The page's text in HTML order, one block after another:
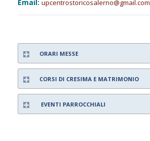
Email: upcentrostoricosalerno@gmail.com
ORARI MESSE
CORSI DI CRESIMA E MATRIMONIO
EVENTI PARROCCHIALI